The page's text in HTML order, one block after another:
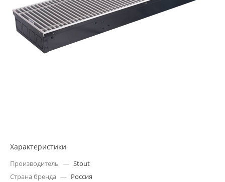
Характеристики
Производитель — Stout
Страна бренда — Россия